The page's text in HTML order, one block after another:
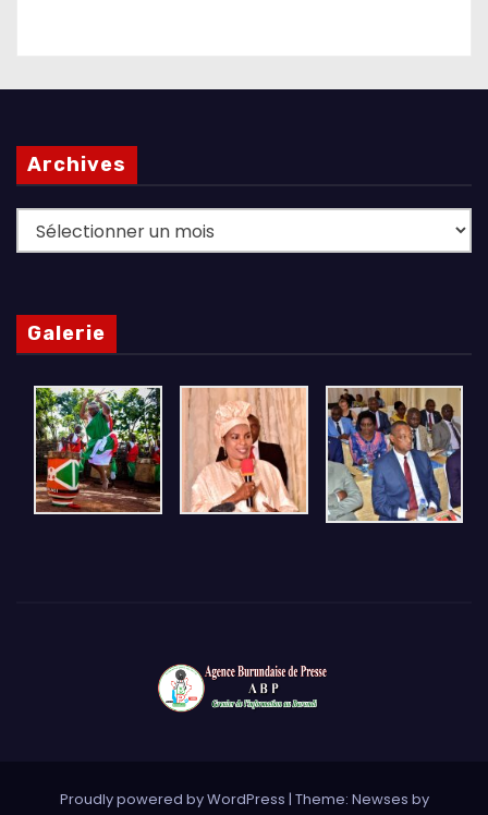
Archives
Archives
Galerie
Proudly powered by WordPress | Theme: Newses by